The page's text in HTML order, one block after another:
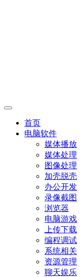
首页
电脑软件
媒体播放
媒体处理
图像处理
加壳脱壳
办公开发
录像截图
浏览器
电脑游戏
上传下载
编程调试
系统相关
资源管理
聊天娱乐